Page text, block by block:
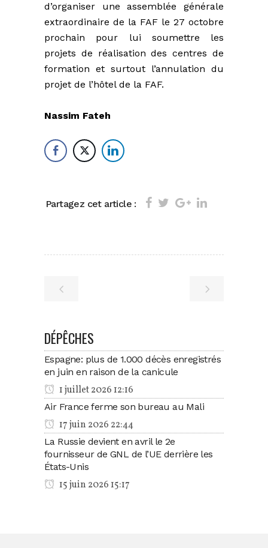
d’organiser une assemblée générale
extraordinaire de la FAF le 27 octobre
prochain pour lui soumettre les
projets de réalisation des centres de
formation et surtout l’annulation du
projet de l’hôtel de la FAF.
Nassim Fateh
Partagez cet article :
DÉPÊCHES
Espagne: plus de 1.000 décès enregistrés
en juin en raison de la canicule
1 juillet 2026 12:16
Air France ferme son bureau au Mali
17 juin 2026 22:44
La Russie devient en avril le 2e
fournisseur de GNL de l’UE derrière les
États-Unis
15 juin 2026 15:17